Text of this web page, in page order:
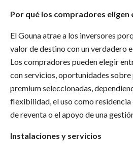
Por qué los compradores eligen
El Gouna atrae a los inversores
valor de destino con un verdadero
Los compradores pueden elegir
con servicios, oportunidades
premium seleccionadas,
flexibilidad, el uso como
de reventa o el apoyo de una
Instalaciones y servicios